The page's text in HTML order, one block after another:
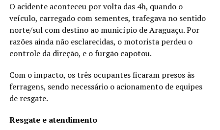
O acidente aconteceu por volta das 4h, quando o
veículo, carregado com sementes, trafegava no sentido
norte/sul com destino ao município de Araguaçu. Por
razões ainda não esclarecidas, o motorista perdeu o
controle da direção, e o furgão capotou.
Com o impacto, os três ocupantes ficaram presos às
ferragens, sendo necessário o acionamento de equipes
de resgate.
Resgate e atendimento